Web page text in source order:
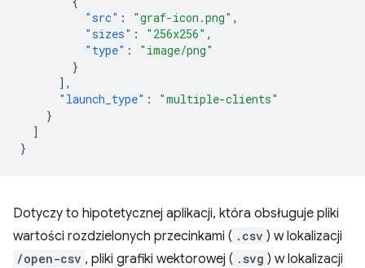
"src" : "graf-icon.png" ,
"sizes" : "256x256" ,
"type" :
"image/png"
}
],
"launch_type" :
"multiple-clients"
}
]
}
Dotyczy to hipotetycznej aplikacji, która obsługuje pliki
wartości rozdzielonych przecinkami ( .csv ) w lokalizacji
/open-csv , pliki grafiki wektorowej ( .svg ) w lokalizacji